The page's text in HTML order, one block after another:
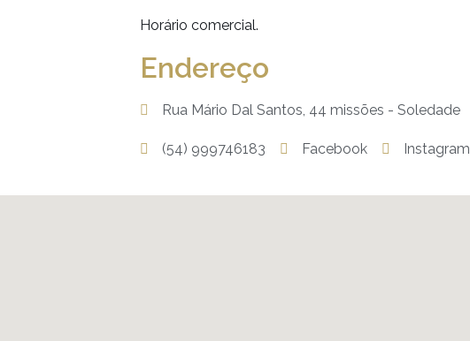
Horário comercial.
Endereço
Rua Mário Dal Santos, 44 missões - Soledade
(54) 999746183 Facebook Instagram